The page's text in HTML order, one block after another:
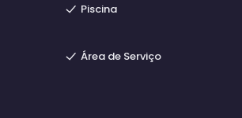
Piscina
Área de Serviço